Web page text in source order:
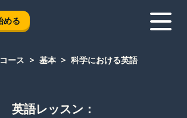
める
ース 基本 科学における英語
英語レッスン：